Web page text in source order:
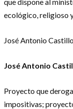
ecológico, religioso
José Antonio
José Antonio
Proyecto que
impositivas;